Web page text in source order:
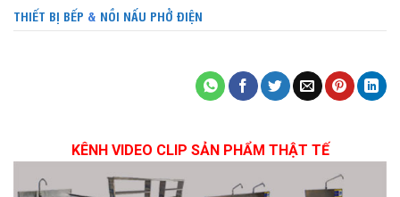
THIẾT BỊ BẾP & NỒI NẤU PHỞ ĐIỆN
KÊNH VIDEO CLIP SẢN PHẨM THẬT TẾ